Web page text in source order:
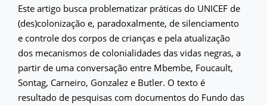
Este artigo busca problematizar práticas do UNICEF de
(des)colonização e, paradoxalmente, de silenciamento
e controle dos corpos de crianças e pela atualização
dos mecanismos de colonialidades das vidas negras, a
partir de uma conversação entre Mbembe, Foucault,
Sontag, Carneiro, Gonzalez e Butler. O texto é
resultado de pesquisas com documentos do Fundo das